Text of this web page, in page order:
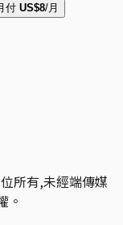
付 US$8/月
所有,未經端傳媒
。